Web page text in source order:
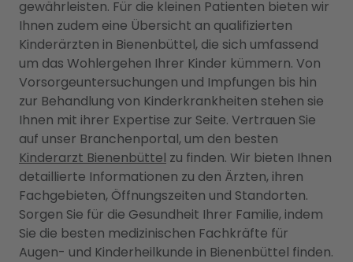
gewährleisten. Für die kleinen Patienten bieten wir
Ihnen zudem eine Übersicht an qualifizierten
Kinderärzten in Bienenbüttel, die sich umfassend
um das Wohlergehen Ihrer Kinder kümmern. Von
Vorsorgeuntersuchungen und Impfungen bis hin
zur Behandlung von Kinderkrankheiten stehen sie
Ihnen mit ihrer Expertise zur Seite. Vertrauen Sie
auf unser Branchenportal, um den besten
Kinderarzt Bienenbüttel zu finden. Wir bieten Ihnen
detaillierte Informationen zu den Ärzten, ihren
Fachgebieten, Öffnungszeiten und Standorten.
Sorgen Sie für die Gesundheit Ihrer Familie, indem
Sie die besten medizinischen Fachkräfte für
Augen- und Kinderheilkunde in Bienenbüttel finden.